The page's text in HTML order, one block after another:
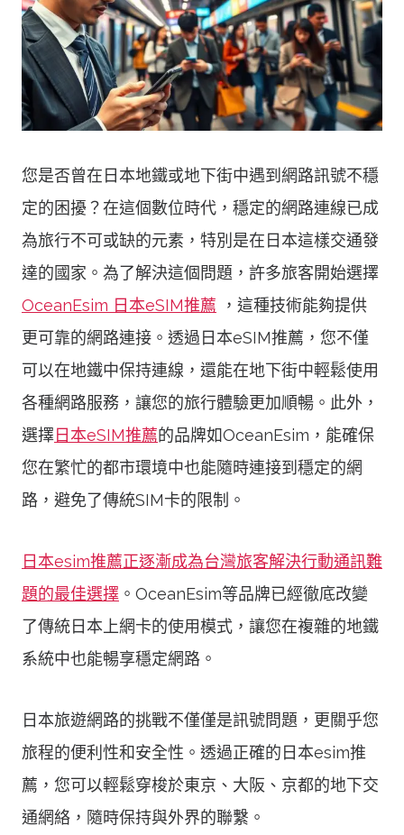
您是否曾在日本地鐵或地下街中遇到網路訊號不穩
定的困擾？在這個數位時代，穩定的網路連線已成
為旅行不可或缺的元素，特別是在日本這樣交通發
達的國家。為了解決這個問題，許多旅客開始選擇
OceanEsim 日本eSIM推薦 ，這種技術能夠提供
更可靠的網路連接。透過日本eSIM推薦，您不僅
可以在地鐵中保持連線，還能在地下街中輕鬆使用
各種網路服務，讓您的旅行體驗更加順暢。此外，
選擇日本eSIM推薦的品牌如OceanEsim，能確保
您在繁忙的都市環境中也能隨時連接到穩定的網
路，避免了傳統SIM卡的限制。
日本esim推薦正逐漸成為台灣旅客解決行動通訊難
題的最佳選擇 。OceanEsim等品牌已經徹底改變
了傳統日本上網卡的使用模式，讓您在複雜的地鐵
系統中也能暢享穩定網路。
日本旅遊網路的挑戰不僅僅是訊號問題，更關乎您
旅程的便利性和安全性。透過正確的日本esim推
薦，您可以輕鬆穿梭於東京、大阪、京都的地下交
通網絡，隨時保持與外界的聯繫。